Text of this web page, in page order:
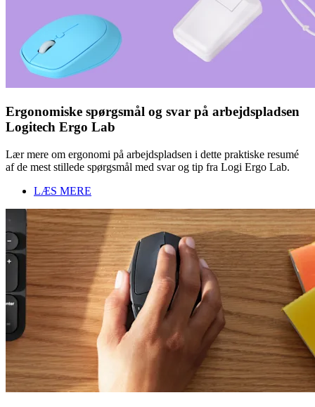
Ergonomiske spørgsmål og svar på arbejdspladsen
Logitech Ergo Lab
Lær mere om ergonomi på arbejdspladsen i dette praktiske resumé
af de mest stillede spørgsmål med svar og tip fra Logi Ergo Lab.
LÆS MERE